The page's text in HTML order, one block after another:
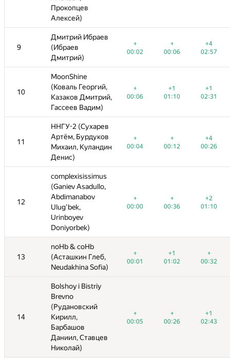
Прокопцев
Алексей)
9
Дмитрий Ибраев
(Ибраев
Дмитрий)
+
00:02
+
00:06
+4
02:57
10
MoonShine
(Коваль Георгий,
Казаков Дмитрий,
Гассеев Вадим)
+
00:06
+1
01:10
+1
02:31
11
ННГУ-2 (Сухарев
Артём, Бурдуков
Михаил, Куландин
Денис)
+
00:04
+
00:12
+4
00:26
12
complexisissimus
(Ganiev Asadullo,
Abdimanabov
Ulug'bek,
Urinboyev
Doniyorbek)
+
00:00
+
00:36
+2
01:10
13
noHb & coHb
(Асташкин Глеб,
Neudakhina Sofia)
+
00:01
+1
01:02
+
00:32
14
Bolshoy i Bistriy
Brevno
(Рудановский
Кирилл,
Барбашов
Даниил, Ставцев
Николай)
+
00:05
+
00:26
+1
02:43
00:02
+
00:06
+
02:02
—
+2
01:57
+
00:06
+1
01:10
+1
02:31
+1
04:37
—
+
01:49
+
00:04
+
00:12
+4
00:26
+
01:35
−2
02:41
+7
02:54
+
00:00
+
00:36
+2
+4
01:41
+16
04:17
+8
03:19
+
00:01
01:02
00:32
—
+1
01:16
−14
04:59
+
00:05
00:26
— —
+1
03:09
Прокопцев
Алексей)
9
Дмитрий Ибраев
(Ибраев
Дмитрий)
+
00:02
+
00:06
+4
02:57
10
MoonShine
(Коваль Георгий,
Казаков Дмитрий,
Гассеев Вадим)
+
00:06
+1
01:10
+1
02:31
11
ННГУ-2 (Сухарев
Артём, Бурдуков
Михаил, Куландин
Денис)
+
00:04
+
00:12
+4
00:26
12
complexisissimus
(Ganiev Asadullo,
Abdimanabov
Ulug'bek,
Urinboyev
Doniyorbek)
+
00:00
+
00:36
+2
01:10
13
noHb & coHb
(Асташкин Глеб,
Neudakhina Sofia)
+
00:01
+1
01:02
+
00:32
14
Bolshoy i Bistriy
Brevno
(Рудановский
Кирилл,
Барбашов
Даниил, Ставцев
Николай)
+
00:05
+
00:26
+1
02:43